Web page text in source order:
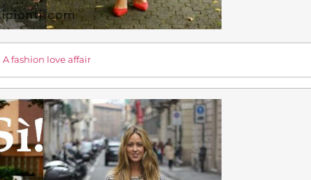
A fashion love affair